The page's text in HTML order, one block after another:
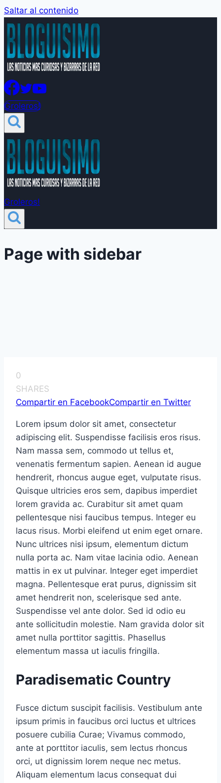
Saltar al contenido
Groleros!
Groleros!
Page with sidebar
0
SHARES
Compartir en FacebookCompartir en Twitter
Lorem ipsum dolor sit amet, consectetur
adipiscing elit. Suspendisse facilisis eros risus.
Nam massa sem, commodo ut tellus et,
venenatis fermentum sapien. Aenean id augue
hendrerit, rhoncus augue eget, vulputate risus.
Quisque ultricies eros sem, dapibus imperdiet
lorem gravida ac. Curabitur sit amet quam
pellentesque nisi faucibus tempus. Integer eu
lacus risus. Morbi eleifend ut enim eget ornare.
Nunc ultrices nisi ipsum, elementum dictum
nulla porta ac. Nam vitae lacinia odio. Aenean
mattis in ex ut pulvinar. Integer eget imperdiet
magna. Pellentesque erat purus, dignissim sit
amet hendrerit non, scelerisque sed ante.
Suspendisse vel ante dolor. Sed id odio eu
ante sollicitudin molestie. Nam gravida dolor sit
amet nulla porttitor sagittis. Phasellus
elementum massa ut iaculis fringilla.
Paradisematic Country
Fusce dictum suscipit facilisis. Vestibulum ante
ipsum primis in faucibus orci luctus et ultrices
posuere cubilia Curae; Vivamus commodo,
ante at porttitor iaculis, sem lectus rhoncus
orci, ut dignissim lorem neque nec metus.
Aliquam elementum lacus consequat dui